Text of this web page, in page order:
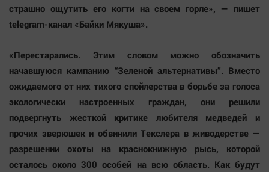
страшно ощутить его когти на своем горле», — пишет
telegram-канал «Байки Мякуша».
«Перестарались. Этим словом можно обозначить
начавшуюся кампанию “Зеленой альтернативы”. Вместо
ожидаемого от них тихого спойлерства в борьбе за голоса
экологически настроенных граждан, они решили
подвергнуть жесткой критике любителя медведей и
прочих зверюшек и обвинили Текслера в живодерстве —
разрешении охоты на краснокнижную рысь, которой
осталось около 300 особей на всю область. Как будут